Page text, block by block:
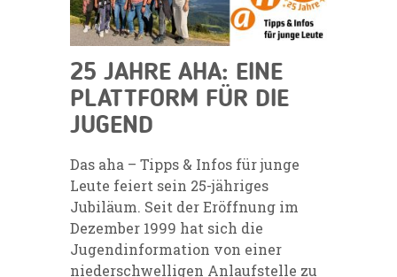
25 JAHRE AHA: EINE
PLATTFORM FÜR DIE
JUGEND
Das aha – Tipps & Infos für junge
Leute feiert sein 25-jähriges
Jubiläum. Seit der Eröffnung im
Dezember 1999 hat sich die
Jugendinformation von einer
niederschwelligen Anlaufstelle zu